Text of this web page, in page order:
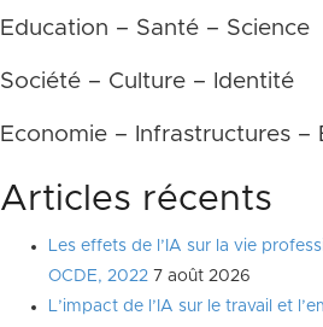
Education – Santé – Science
Société – Culture – Identité
Economie – Infrastructures –
Articles récents
Les effets de l’IA sur la vie
OCDE, 2022 7 août 2026
L’impact de l’IA sur le travail et